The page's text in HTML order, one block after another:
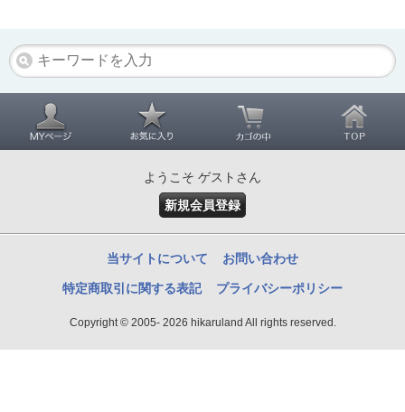
ようこそ ゲストさん
新規会員登録
当サイトについて お問い合わせ
特定商取引に関する表記 プライバシーポリシー
Copyright © 2005- 2026 hikaruland All rights reserved.